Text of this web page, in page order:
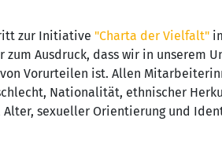
zur Initiative "Charta der Vielfalt"
Ausdruck, dass wir in unserem
Vorurteilen ist. Allen
Nationalität, ethnischer
Alter, sexueller Orientierung und